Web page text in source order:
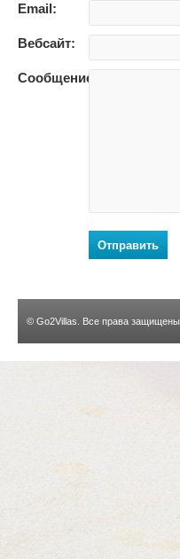
Email:
Вебсайт:
Сообщение:
Отправить
© Go2Villas . Все права защищены.